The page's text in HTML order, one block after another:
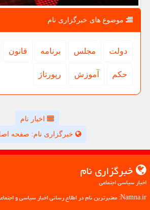
موضوع های خبرگزاری نام
دولت مجلس برنامه قانون
حكم آموزش رپورتاژ
اخبار نام
خبرگزاری نام: صفحه
خبرگزاری نام
اخبار سیاسی اجتماعی
Namna.ir: معتبرترین نام در اطلاع رسانی اخبار سیاسی و اجتماعی، گامی مطمئن به سوی آگاهی